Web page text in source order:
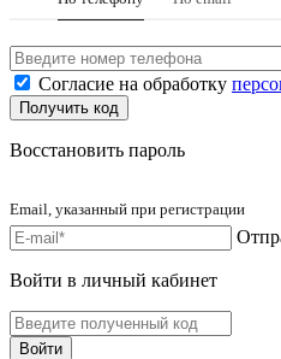
Согласие на обработку
Восстановить пароль
Email, указанный при регистрации
Войти в личный кабинет